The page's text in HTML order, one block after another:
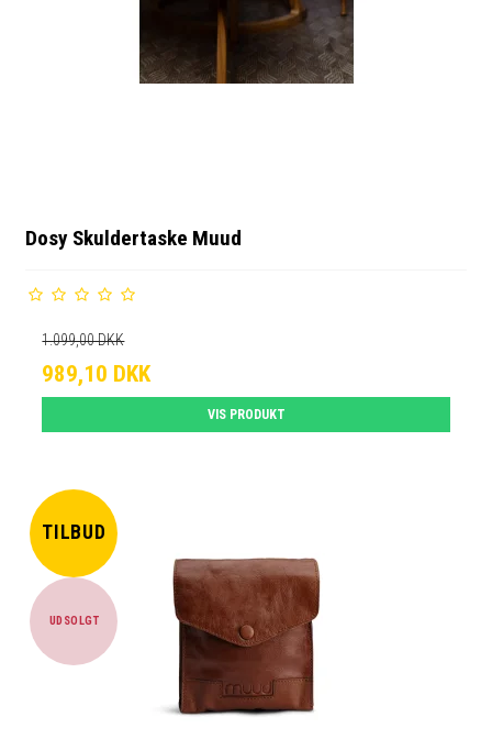
Dosy Skuldertaske Muud
1.099,00 DKK
989,10 DKK
VIS PRODUKT
TILBUD
UDSOLGT